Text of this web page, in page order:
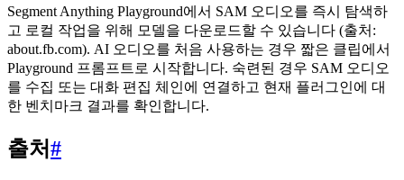
Segment Anything Playground에서 SAM 오디오를 즉시 탐색하
고 로컬 작업을 위해 모델을 다운로드할 수 있습니다 (출처:
about.fb.com). AI 오디오를 처음 사용하는 경우 짧은 클립에서
Playground 프롬프트로 시작합니다. 숙련된 경우 SAM 오디오
를 수집 또는 대화 편집 체인에 연결하고 현재 플러그인에 대
한 벤치마크 결과를 확인합니다.
출처#